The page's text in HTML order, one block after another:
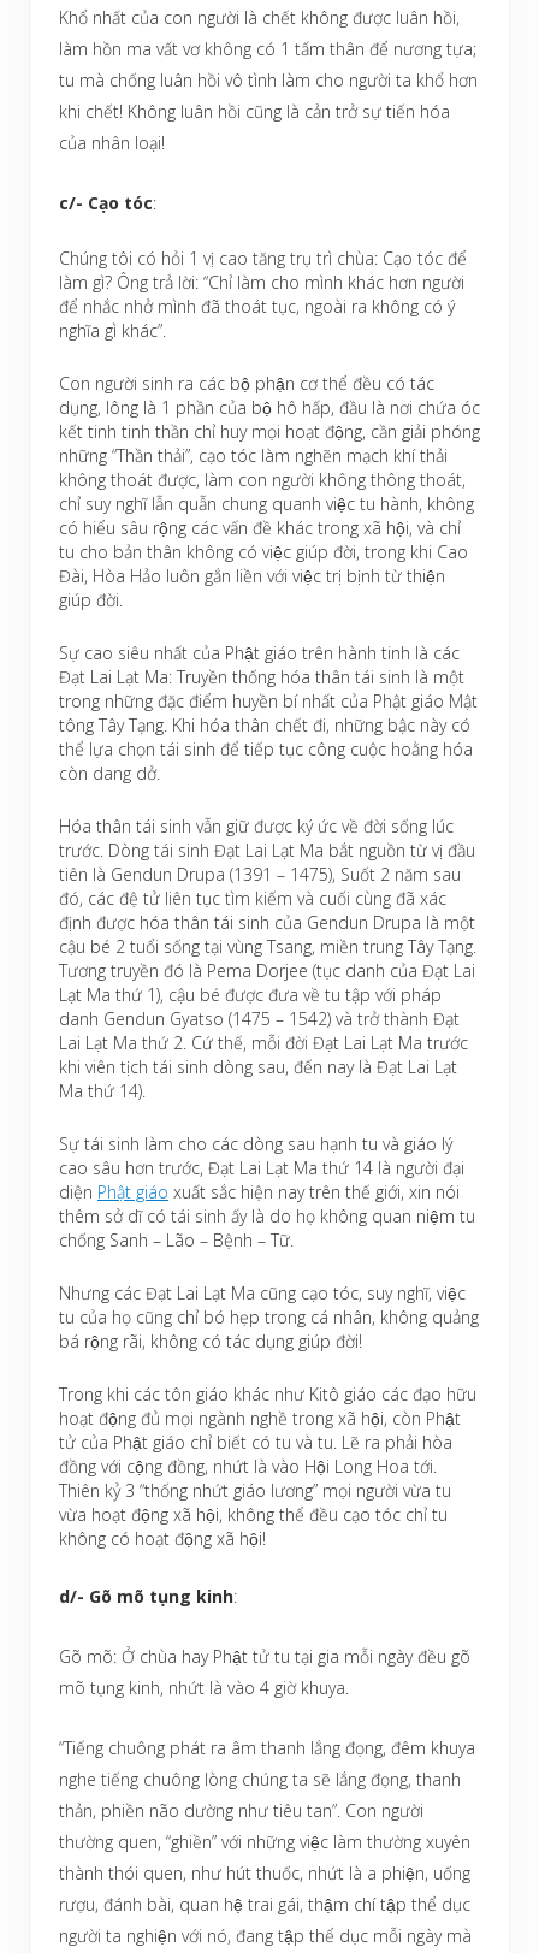
Khổ nhất của con người là chết không được luân hồi,
làm hồn ma vất vơ không có 1 tấm thân để nương tựa;
tu mà chống luân hồi vô tình làm cho người ta khổ hơn
khi chết! Không luân hồi cũng là cản trở sự tiến hóa
của nhân loại!
c/- Cạo tóc:
Chúng tôi có hỏi 1 vị cao tăng trụ trì chùa: Cạo tóc để
làm gì? Ông trả lời: “Chỉ làm cho mình khác hơn người
để nhắc nhở mình đã thoát tục, ngoài ra không có ý
nghĩa gì khác”.
Con người sinh ra các bộ phận cơ thể đều có tác
dụng, lông là 1 phần của bộ hô hấp, đầu là nơi chứa óc
kết tinh tinh thần chỉ huy mọi hoạt động, cần giải phóng
những “Thần thải”, cạo tóc làm nghẽn mạch khí thải
không thoát được, làm con người không thông thoát,
chỉ suy nghĩ lẫn quẫn chung quanh việc tu hành, không
có hiểu sâu rộng các vấn đề khác trong xã hội, và chỉ
tu cho bản thân không có việc giúp đời, trong khi Cao
Đài, Hòa Hảo luôn gắn liền với việc trị bịnh từ thiện
giúp đời.
Sự cao siêu nhất của Phật giáo trên hành tinh là các
Đạt Lai Lạt Ma: Truyền thống hóa thân tái sinh là một
trong những đặc điểm huyền bí nhất của Phật giáo Mật
tông Tây Tạng. Khi hóa thân chết đi, những bậc này có
thể lựa chọn tái sinh để tiếp tục công cuộc hoằng hóa
còn dang dở.
Hóa thân tái sinh vẫn giữ được ký ức về đời sống lúc
trước. Dòng tái sinh Đạt Lai Lạt Ma bắt nguồn từ vị đầu
tiên là Gendun Drupa (1391 – 1475), Suốt 2 năm sau
đó, các đệ tử liên tục tìm kiếm và cuối cùng đã xác
định được hóa thân tái sinh của Gendun Drupa là một
cậu bé 2 tuổi sống tại vùng Tsang, miền trung Tây Tạng.
Tương truyền đó là Pema Dorjee (tục danh của Đạt Lai
Lạt Ma thứ 1), cậu bé được đưa về tu tập với pháp
danh Gendun Gyatso (1475 – 1542) và trở thành Đạt
Lai Lạt Ma thứ 2. Cứ thế, mỗi đời Đạt Lai Lạt Ma trước
khi viên tịch tái sinh dòng sau, đến nay là Đạt Lai Lạt
Ma thứ 14).
Sự tái sinh làm cho các dòng sau hạnh tu và giáo lý
cao sâu hơn trước, Đạt Lai Lạt Ma thứ 14 là người đại
diện Phật giáo xuất sắc hiện nay trên thế giới, xin nói
thêm sở dĩ có tái sinh ấy là do họ không quan niệm tu
chống Sanh – Lão – Bệnh – Tữ.
Nhưng các Đạt Lai Lạt Ma cũng cạo tóc, suy nghĩ, việc
tu của họ cũng chỉ bó hẹp trong cá nhân, không quảng
bá rộng rãi, không có tác dụng giúp đời!
Trong khi các tôn giáo khác như Kitô giáo các đạo hữu
hoạt động đủ mọi ngành nghề trong xã hội, còn Phật
tử của Phật giáo chỉ biết có tu và tu. Lẽ ra phải hòa
đồng với cộng đồng, nhứt là vào Hội Long Hoa tới.
Thiên kỷ 3 “thống nhứt giáo lương” mọi người vừa tu
vừa hoạt động xã hội, không thể đều cạo tóc chỉ tu
không có hoạt động xã hội!
d/- Gõ mõ tụng kinh:
Gõ mõ: Ở chùa hay Phật tử tu tại gia mỗi ngày đều gõ
mõ tụng kinh, nhứt là vào 4 giờ khuya.
“Tiếng chuông phát ra âm thanh lắng đọng, đêm khuya
nghe tiếng chuông lòng chúng ta sẽ lắng đọng, thanh
thản, phiền não dường như tiêu tan”. Con người
thường quen, “ghiền” với những việc làm thường xuyên
thành thói quen, như hút thuốc, nhứt là a phiện, uống
rượu, đánh bài, quan hệ trai gái, thậm chí tập thể dục
người ta nghiện với nó, đang tập thể dục mỗi ngày mà